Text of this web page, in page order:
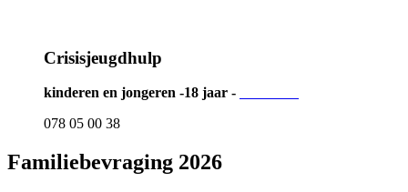
Crisisjeugdhulp
kinderen en jongeren -18 jaar -
078 05 00 38
Familiebevraging 2026